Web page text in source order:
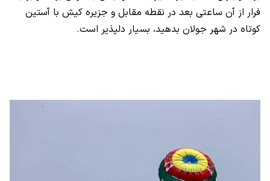
فرار از آن ساعتی بعد در نقطه مقابل و جزیره کیش با آستین
کوتاه در شهر جولان بدهید، بسیار دلپذیر است.